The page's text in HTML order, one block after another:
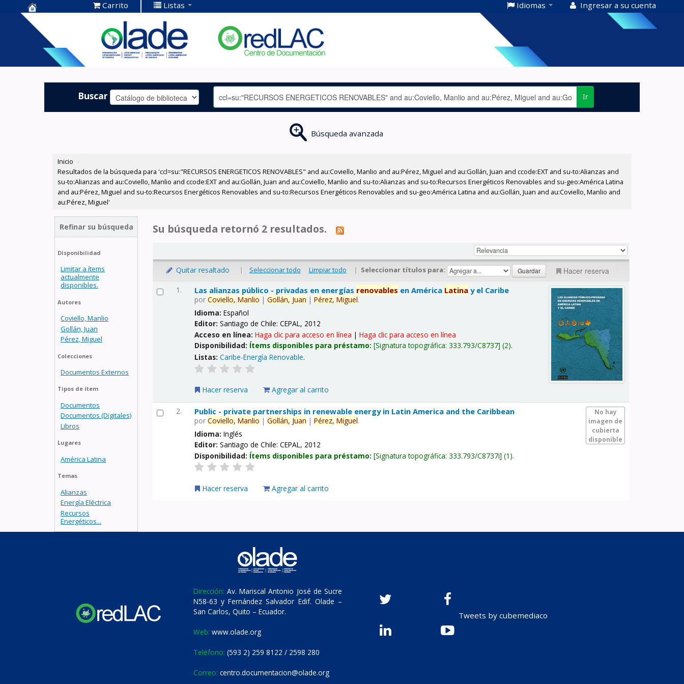
Centro de
Documentación
OLADE -
Carrito Listas Idiomas Ingresar a su cuenta
Buscar Ir
Búsqueda avanzada
Inicio ›
Resultados de la búsqueda para 'ccl=su:"RECURSOS ENERGETICOS RENOVABLES" and au:Coviello, Manlio and au:Pérez, Miguel and au:Gollán, Juan and ccode:EXT and su-to:Alianzas and
su-to:Alianzas and au:Coviello, Manlio and ccode:EXT and au:Gollán, Juan and au:Coviello, Manlio and su-to:Alianzas and su-to:Recursos Energéticos Renovables and su-geo:América Latina
and au:Pérez, Miguel and su-to:Recursos Energéticos Renovables and su-to:Recursos Energéticos Renovables and su-geo:América Latina and au:Gollán, Juan and au:Coviello, Manlio and
au:Pérez, Miguel'
Refinar su búsqueda
Disponibilidad
Limitar a ítems
actualmente
disponibles.
Autores
Coviello, Manlio
Gollán, Juan
Pérez, Miguel
Colecciones
Documentos Externos
Tipos de ítem
Documentos
Documentos (Digitales)
Libros
Lugares
América Latina
Temas
Alianzas
Energía Eléctrica
Recursos
Energéticos...
Su búsqueda retornó 2 resultados.
Quitar resaltado | Seleccionar todo Limpiar todo | Seleccionar títulos para: Hacer reserva
1. Las alianzas público - privadas en energías renovables en América Latina y el Caribe
porCoviello, Manlio |Gollán, Juan |Pérez, Miguel.
Idioma:Español
Editor:Santiago de Chile: CEPAL, 2012
Acceso en línea:Haga clic para acceso en línea |Haga clic para acceso en línea
Disponibilidad: Ítems disponibles para préstamo: Signatura topográfica:333.793/C8737 (2).
Listas: Caribe-Energía Renovable.
Hacer reserva Agregar al carrito
2.
No hay
imagen de
cubierta
disponible
Public - private partnerships in renewable energy in Latin America and the Caribbean
porCoviello, Manlio |Gollán, Juan |Pérez, Miguel.
Idioma:Inglés
Editor:Santiago de Chile: CEPAL, 2012
Disponibilidad: Ítems disponibles para préstamo: Signatura topográfica:333.793/C8737i (1).
Hacer reserva Agregar al carrito
Dirección: Av. Mariscal Antonio José de Sucre
N58-63 y Fernández Salvador Edif. Olade –
San Carlos, Quito – Ecuador.
Web: www.olade.org
Teléfono: (593 2) 259 8122 / 2598 280
Correo: centro.documentacion@olade.org
Tweets by cubemediaco